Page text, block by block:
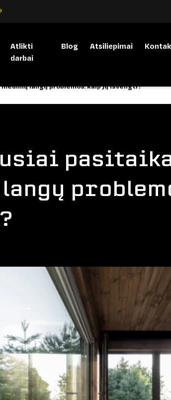
Atlikti
darbai
Blog Atsiliepimai
langų problemos: kaip jų išvengti?